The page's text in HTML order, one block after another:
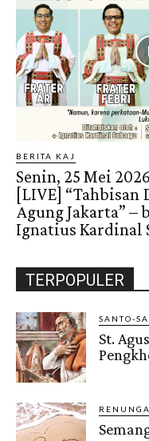
BERITA KAJ
Senin, 25 Mei
[LIVE] “Tahbisan
Agung Jakarta” –
Ignatius Kardinal
TERPOPULER
SANTO-
St.